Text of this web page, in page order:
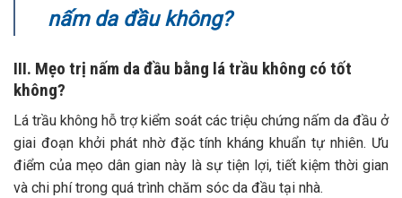
nấm da đầu không?
III. Mẹo trị nấm da đầu bằng lá trầu không có tốt
không?
Lá trầu không hỗ trợ kiểm soát các triệu chứng nấm da đầu ở
giai đoạn khởi phát nhờ đặc tính kháng khuẩn tự nhiên. Ưu
điểm của mẹo dân gian này là sự tiện lợi, tiết kiệm thời gian
và chi phí trong quá trình chăm sóc da đầu tại nhà.